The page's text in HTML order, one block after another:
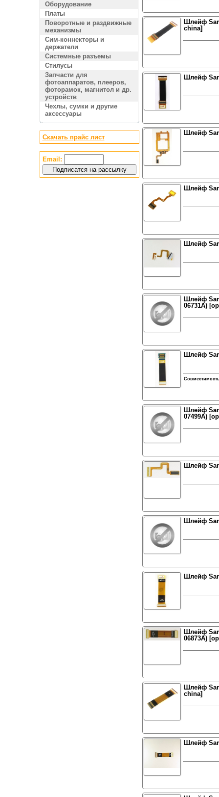
Оборудование
Платы
Поворотные и раздвижные
механизмы
Сим-коннекторы и
держатели
Системные разъемы
Стилусы
Запчасти для
фотоаппаратов, плееров,
фоторамок, магнитол и др.
устройств
Чехлы, сумки и другие
аксессуары
Скачать прайс лист
Email:
Шлейф
china]
Шлейф
Шлейф
Шлейф
Шлейф
Шлейф
06731A)
Шлейф
Шлейф
07499A)
Шлейф
Шлейф
Шлейф
Шлейф
06873A)
Шлейф
china]
Шлейф